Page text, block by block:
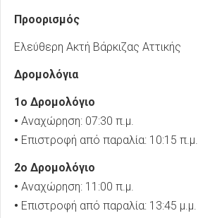
Προορισμός
Ελεύθερη Ακτή Βάρκιζας Αττικής
Δρομολόγια
1ο Δρομολόγιο
• Αναχώρηση: 07:30 π.μ.
• Επιστροφή από παραλία: 10:15 π.μ.
2ο Δρομολόγιο
• Αναχώρηση: 11:00 π.μ.
• Επιστροφή από παραλία: 13:45 μ.μ.